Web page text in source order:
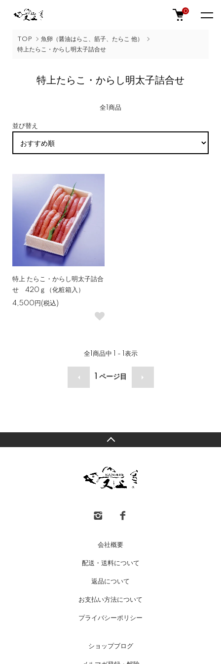
0
TOP
魚卵（醤油はらこ、筋子、たらこ 他）
特上たらこ・からし明太子詰合せ
特上たらこ・からし明太子詰合せ
全1商品
並び替え
特上 たらこ・からし明太子詰合
せ 420ｇ（化粧箱入）
4,500円(税込)
全1 商品中 1 - 1 表示
ページ目
会社概要
配送・送料について
返品について
お支払い方法について
プライバシーポリシー
ショップブログ